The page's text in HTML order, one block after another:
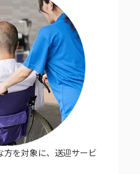
方を対象に、送迎サービ